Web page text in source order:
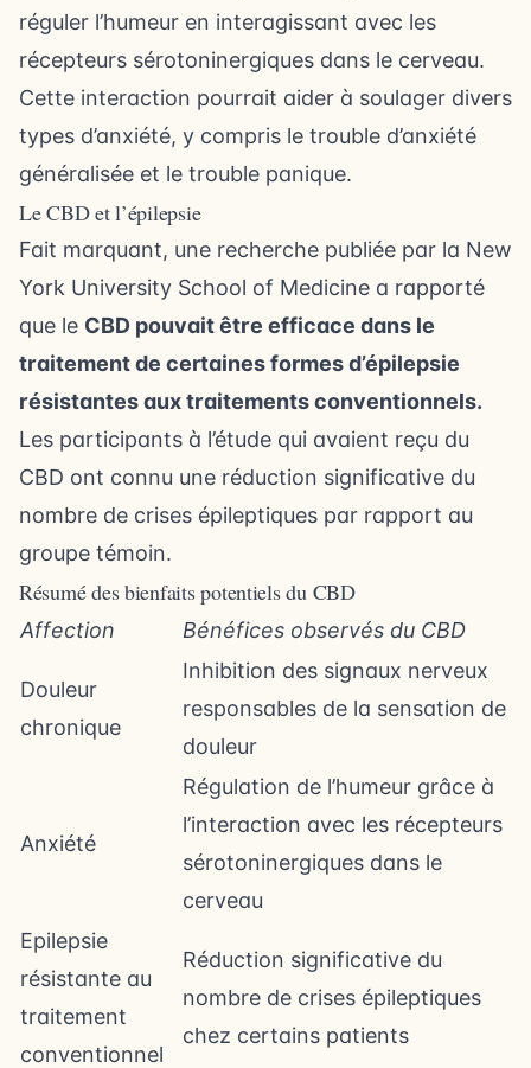
réguler l’humeur en interagissant avec les
récepteurs sérotoninergiques dans le cerveau.
Cette interaction pourrait aider à soulager divers
types d’anxiété, y compris le trouble d’anxiété
généralisée et le trouble panique.
Le CBD et l’épilepsie
Fait marquant, une recherche publiée par la New
York University School of Medicine a rapporté
que le CBD pouvait être efficace dans le
traitement de certaines formes d’épilepsie
résistantes aux traitements conventionnels.
Les participants à l’étude qui avaient reçu du
CBD ont connu une réduction significative du
nombre de crises épileptiques par rapport au
groupe témoin.
Résumé des bienfaits potentiels du CBD
Affection Bénéfices observés du CBD
Douleur
chronique
Inhibition des signaux nerveux
responsables de la sensation de
douleur
Anxiété
Régulation de l’humeur grâce à
l’interaction avec les récepteurs
sérotoninergiques dans le
cerveau
Epilepsie
résistante au
traitement
conventionnel
Réduction significative du
nombre de crises épileptiques
chez certains patients